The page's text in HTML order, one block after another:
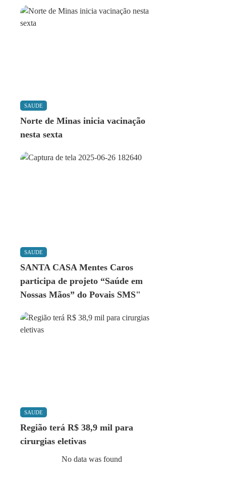
SAUDE
Norte de Minas inicia vacinação
nesta sexta
SAUDE
SANTA CASA Mentes Caros
participa de projeto “Saúde em
Nossas Mãos” do Povais SMS"
SAUDE
Região terá R$ 38,9 mil para
cirurgias eletivas
No data was found